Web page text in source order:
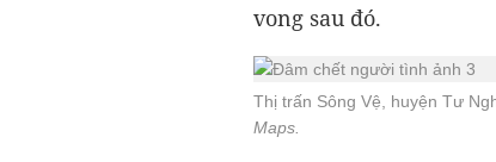
vong sau đó.
Thị trấn Sông Vệ, huyện Tư
Maps.